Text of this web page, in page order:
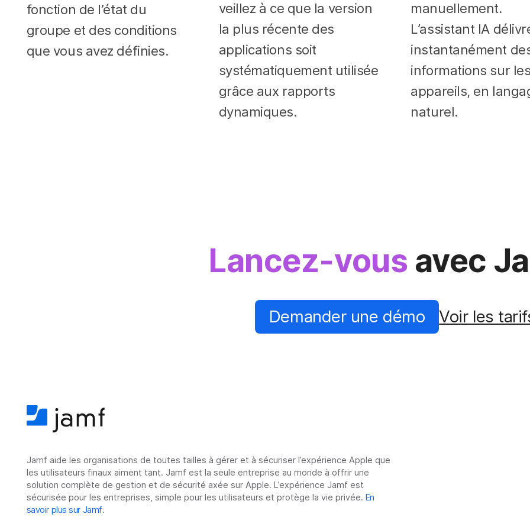
fonction de l’état du
groupe et des conditions
que vous avez définies.
veillez à ce que la version
la plus récente des
applications soit
systématiquement utilisée
grâce aux rapports
dynamiques.
manuellement.
L’assistant IA
instantanément
informations sur les
appareils, en
naturel.
Lancez-vous avec
Demander une démo Voir les
Jamf aide les organisations de toutes tailles à gérer et à sécuriser l’expérience Apple que
les utilisateurs finaux aiment tant. Jamf est la seule entreprise au monde à offrir une
solution complète de gestion et de sécurité axée sur Apple. L’expérience Jamf est
sécurisée pour les entreprises, simple pour les utilisateurs et protège la vie privée. En
savoir plus sur Jamf.